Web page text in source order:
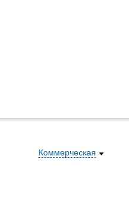
Коммерческая